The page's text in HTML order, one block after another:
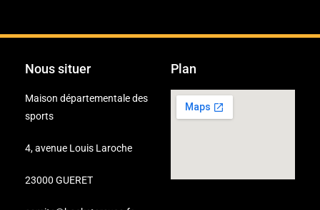
Nous situer
Maison départementale des
sports
4, avenue Louis Laroche
23000 GUERET
Plan